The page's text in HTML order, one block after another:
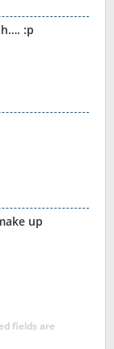
:p
up
fields are